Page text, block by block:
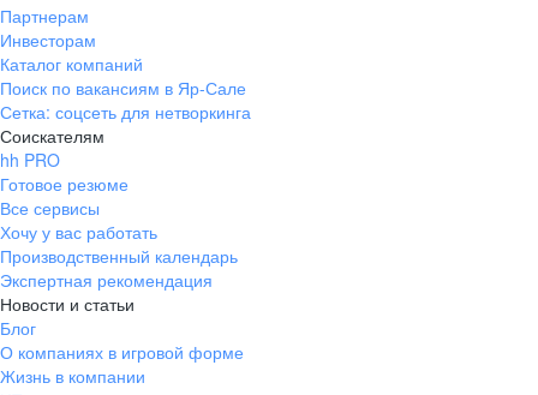
Партнерам
Инвесторам
Каталог компаний
Поиск по вакансиям в Яр-Сале
Сетка: соцсеть для нетворкинга
Соискателям
hh PRO
Готовое резюме
Все сервисы
Хочу у вас работать
Производственный календарь
Экспертная рекомендация
Новости и статьи
Блог
О компаниях в игровой форме
Жизнь в компании